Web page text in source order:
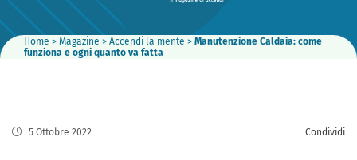
Home > Magazine > Accendi la mente > Manutenzione Caldaia: come
funziona e ogni quanto va fatta
5 Ottobre 2022 Condividi